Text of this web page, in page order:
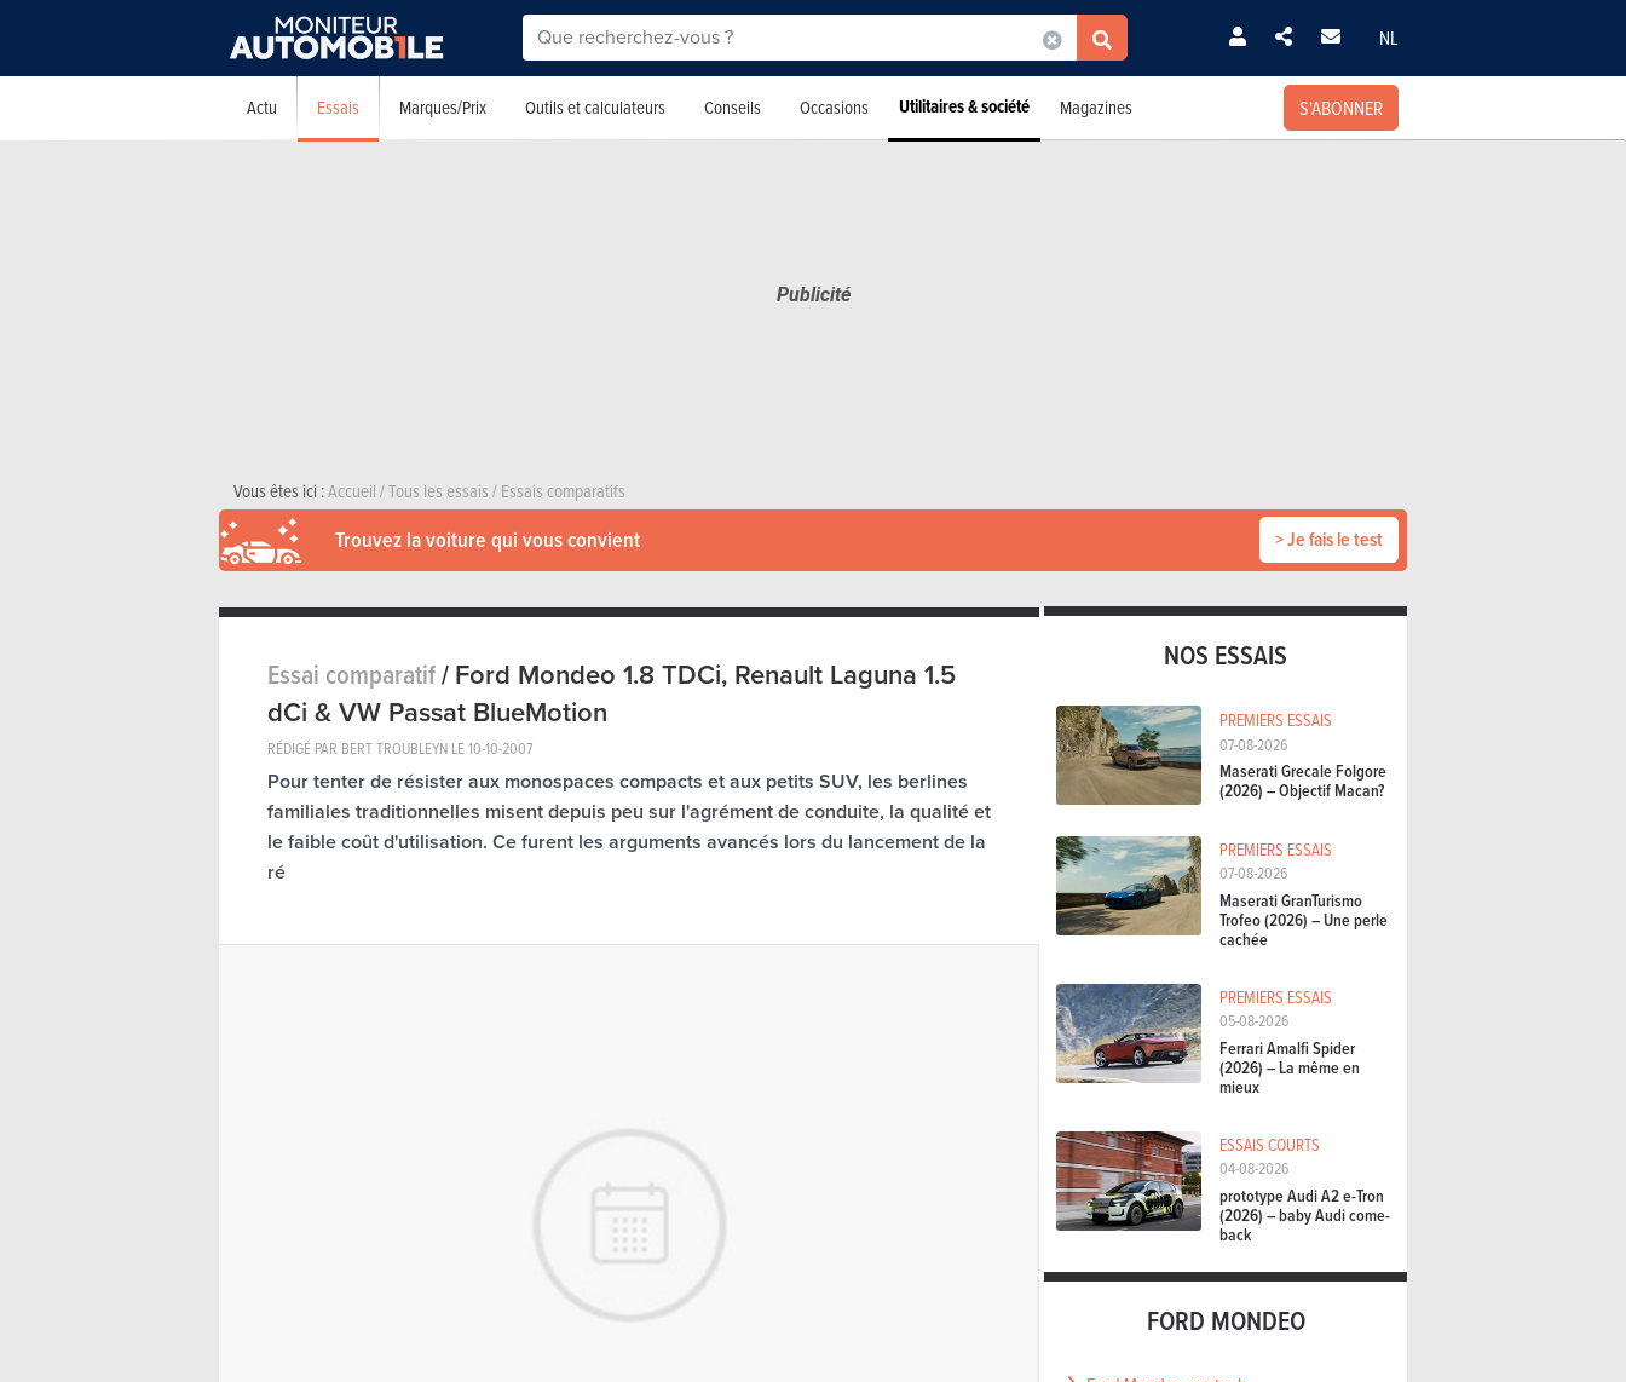
NL
Actu Essais Marques/Prix Outils et calculateurs Conseils Occasions Utilitaires & société Magazines S'ABONNER
Vous êtes ici :Accueil/Tous les essais/Essais comparatifs
Trouvez la voiture qui vous convient > Je fais le test
Essai comparatif/Ford Mondeo 1.8 TDCi, Renault Laguna 1.5
dCi & VW Passat BlueMotion
RÉDIGÉ PAR BERT TROUBLEYN LE10-10-2007
Pour tenter de résister aux monospaces compacts et aux petits SUV, les berlines
familiales traditionnelles misent depuis peu sur l'agrément de conduite, la qualité et
le faible coût d'utilisation. Ce furent les arguments avancés lors du lancement de la
ré
NOS ESSAIS
PREMIERS ESSAIS
07-08-2026
Maserati Grecale Folgore
(2026) – Objectif Macan?
PREMIERS ESSAIS
07-08-2026
Maserati GranTurismo
Trofeo (2026) – Une perle
cachée
PREMIERS ESSAIS
05-08-2026
Ferrari Amalfi Spider
(2026) – La même en
mieux
ESSAIS COURTS
04-08-2026
prototype Audi A2 e-Tron
(2026) – baby Audi come-
back
FORD MONDEO